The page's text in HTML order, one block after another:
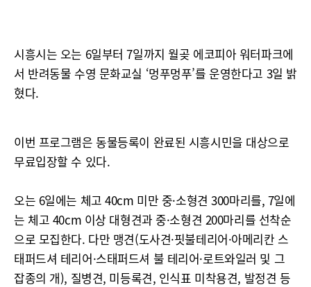
시흥시는 오는 6일부터 7일까지 월곶 에코피아 워터파크에
서 반려동물 수영 문화교실 ‘멍푸멍푸’를 운영한다고 3일 밝
혔다.
이번 프로그램은 동물등록이 완료된 시흥시민을 대상으로
무료입장할 수 있다.
오는 6일에는 체고 40cm 미만 중·소형견 300마리를, 7일에
는 체고 40cm 이상 대형견과 중·소형견 200마리를 선착순
으로 모집한다. 다만 맹견(도사견·핏불테리어·아메리칸 스
태퍼드셔 테리어·스태퍼드셔 불 테리어·로트와일러 및 그
잡종의 개), 질병견, 미등록견, 인식표 미착용견, 발정견 등